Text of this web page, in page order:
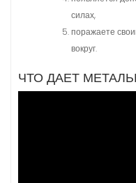
силах,
поражаете
вокруг.
ЧТО ДАЕТ